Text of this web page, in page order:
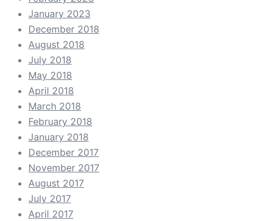
January 2023
December 2018
August 2018
July 2018
May 2018
April 2018
March 2018
February 2018
January 2018
December 2017
November 2017
August 2017
July 2017
April 2017